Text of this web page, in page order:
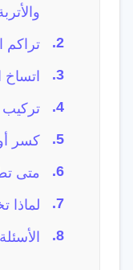
تراكم
كسر
متى
لماذا